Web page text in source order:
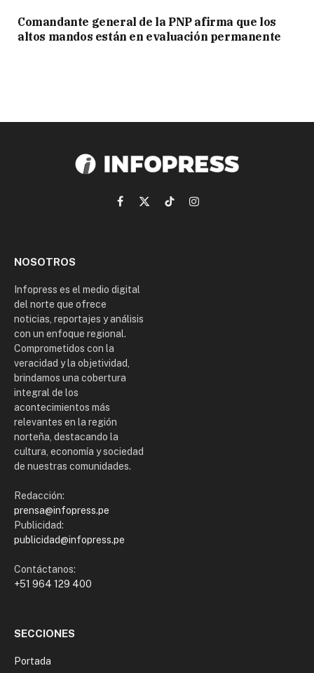
Comandante general de la PNP afirma que los
altos mandos están en evaluación permanente
Facebook
X
TikTokInstagram
NOSOTROS
Infopress es el medio digital
del norte que ofrece
noticias, reportajes y análisis
con un enfoque regional.
Comprometidos con la
veracidad y la objetividad,
brindamos una cobertura
integral de los
acontecimientos más
relevantes en la región
norteña, destacando la
cultura, economía y sociedad
de nuestras comunidades.
Redacción:
prensa@infopress.pe
Publicidad:
publicidad@infopress.pe
Contáctanos:
+51 964 129 400
SECCIONES
Portada